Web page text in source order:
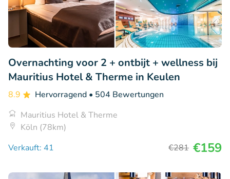
Overnachting voor 2 + ontbijt + wellness bij
Mauritius Hotel & Therme in Keulen
8.9 Hervorragend • 504 Bewertungen
Mauritius Hotel & Therme
Köln (78km)
Verkauft: 41
€281 €159